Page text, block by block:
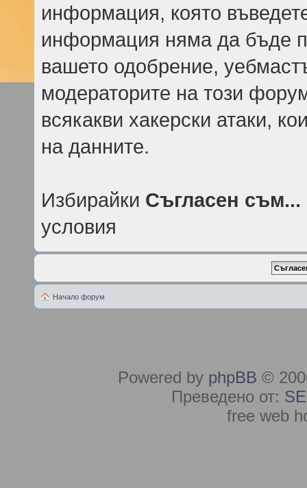
информация, която
информация няма да бъде
вашето одобрение,
модераторите на този
всякакви хакерски атаки,
на данните.
Избирайки Съгласен съм...
условия
Начало форум
Powered by phpBB ©
Преведено от:
free web